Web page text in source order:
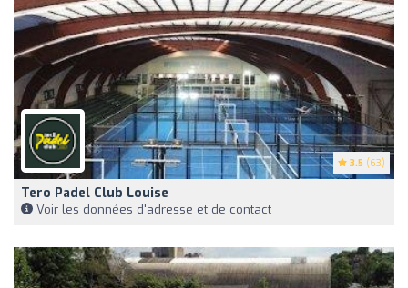
3.5 (63)
Tero Padel Club Louise
Voir les données d'adresse et de contact